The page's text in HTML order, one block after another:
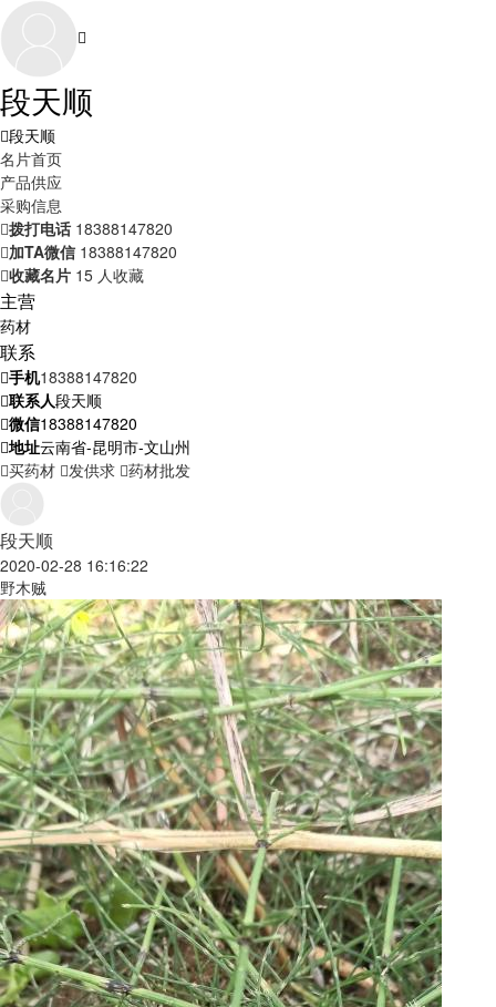
段天顺
段天顺
名片首页
产品供应
采购信息
拨打电话 18388147820
加TA微信 18388147820
收藏名片 15 人收藏
主营
药材
联系
手机18388147820
联系人段天顺
微信18388147820
地址云南省-昆明市-文山州
买药材 发供求 药材批发
段天顺
2020-02-28 16:16:22
野木贼